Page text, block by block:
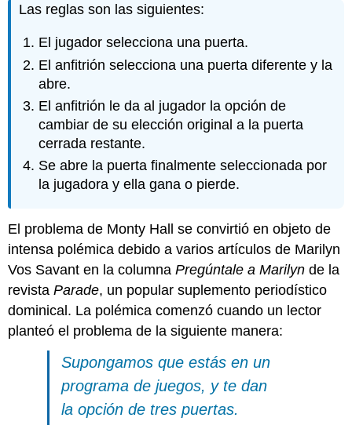
Las reglas son las siguientes:
El jugador selecciona una puerta.
El anfitrión selecciona una puerta diferente y la
abre.
El anfitrión le da al jugador la opción de
cambiar de su elección original a la puerta
cerrada restante.
Se abre la puerta finalmente seleccionada por
la jugadora y ella gana o pierde.
El problema de Monty Hall se convirtió en objeto de
intensa polémica debido a varios artículos de Marilyn
Vos Savant en la columnaPregúntale a Marilyn de la
revistaParade, un popular suplemento periodístico
dominical. La polémica comenzó cuando un lector
planteó el problema de la siguiente manera:
Supongamos que estás en un
programa de juegos, y te dan
la opción de tres puertas.